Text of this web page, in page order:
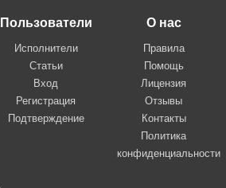
Пользователи
Исполнители
Статьи
Вход
Регистрация
Подтверждение
О нас
Правила
Помощь
Лицензия
Отзывы
Контакты
Политика
конфиденциальности